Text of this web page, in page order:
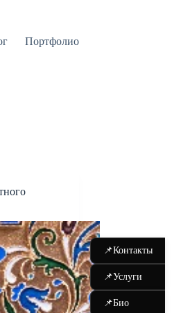
Портфолио
📌Контакты
📌Услуги
📌Био